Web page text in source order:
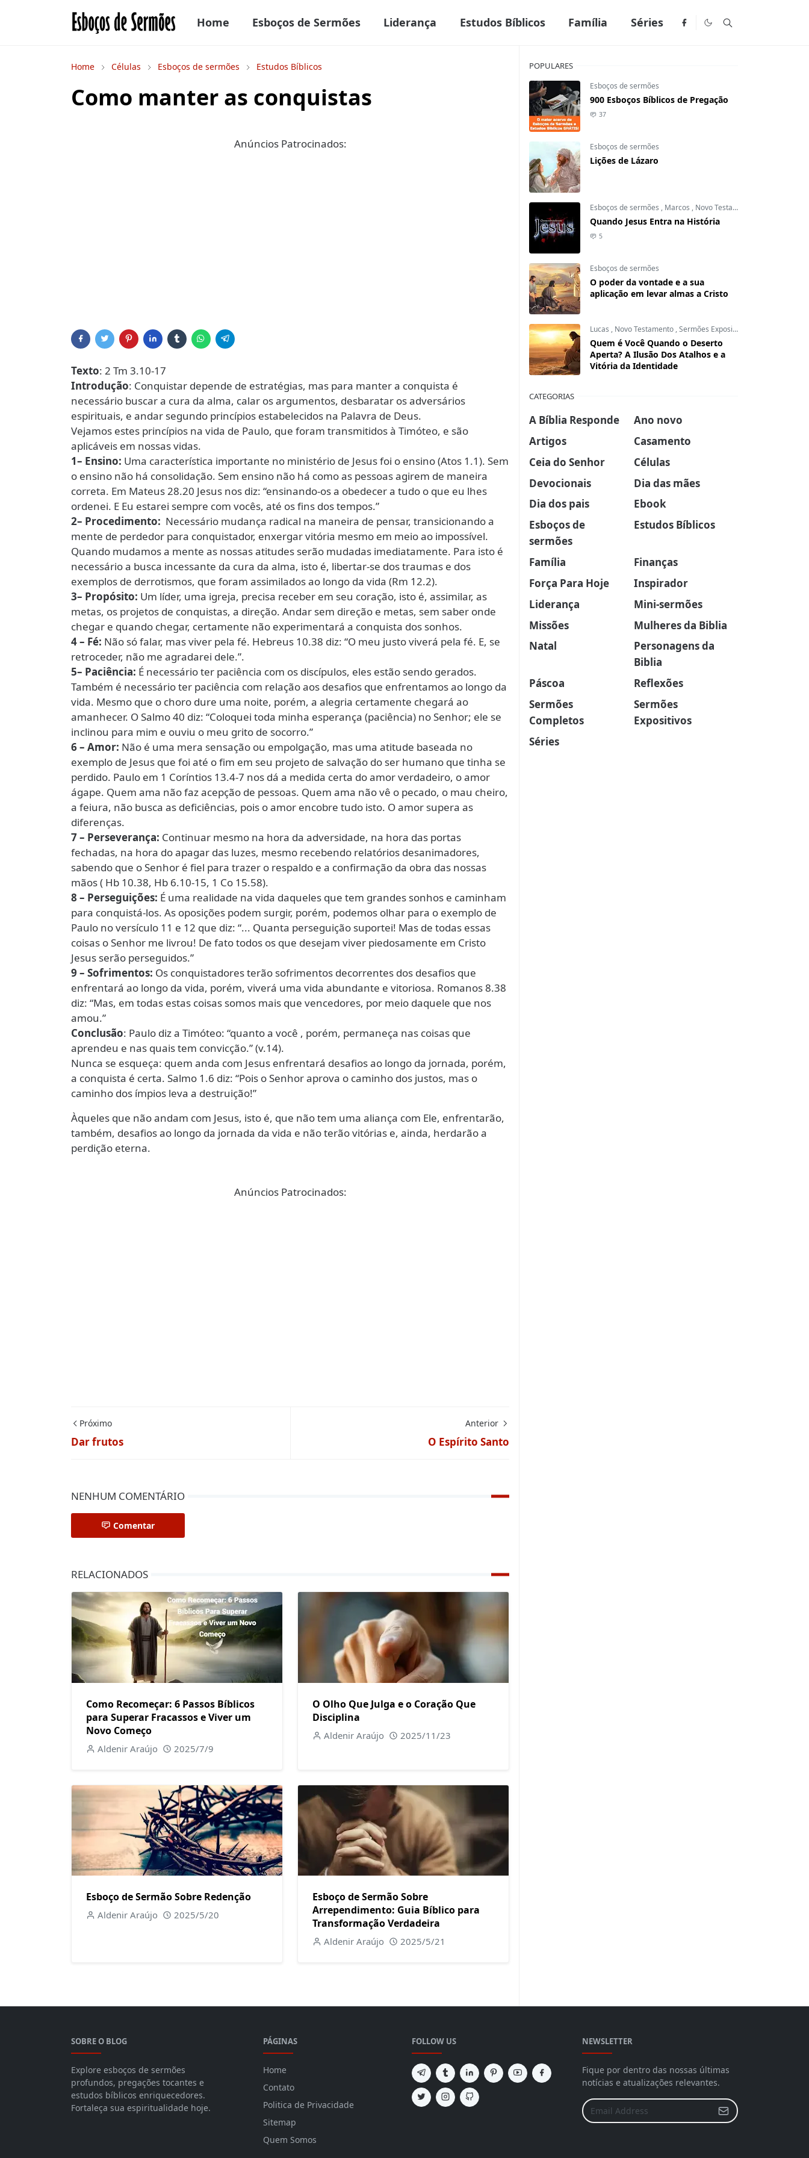
Home Esboços de Sermões Liderança Estudos Bíblicos Família Séries
Home Células Esboços de sermões Estudos Bíblicos
Como manter as conquistas
Anúncios Patrocinados:
Texto: 2 Tm 3.10-17
Introdução: Conquistar depende de estratégias, mas para manter a conquista é
necessário buscar a cura da alma, calar os argumentos, desbaratar os adversários
espirituais, e andar segundo princípios estabelecidos na Palavra de Deus.
Vejamos estes princípios na vida de Paulo, que foram transmitidos à Timóteo, e são
aplicáveis em nossas vidas.
1– Ensino: Uma característica importante no ministério de Jesus foi o ensino (Atos 1.1). Sem
o ensino não há consolidação. Sem ensino não há como as pessoas agirem de maneira
correta. Em Mateus 28.20 Jesus nos diz: “ensinando-os a obedecer a tudo o que eu lhes
ordenei. E Eu estarei sempre com vocês, até os fins dos tempos.”
2– Procedimento: Necessário mudança radical na maneira de pensar, transicionando a
mente de perdedor para conquistador, enxergar vitória mesmo em meio ao impossível.
Quando mudamos a mente as nossas atitudes serão mudadas imediatamente. Para isto é
necessário a busca incessante da cura da alma, isto é, libertar-se dos traumas e dos
exemplos de derrotismos, que foram assimilados ao longo da vida (Rm 12.2).
3– Propósito: Um líder, uma igreja, precisa receber em seu coração, isto é, assimilar, as
metas, os projetos de conquistas, a direção. Andar sem direção e metas, sem saber onde
chegar e quando chegar, certamente não experimentará a conquista dos sonhos.
4 – Fé: Não só falar, mas viver pela fé. Hebreus 10.38 diz: “O meu justo viverá pela fé. E, se
retroceder, não me agradarei dele.”.
5– Paciência: É necessário ter paciência com os discípulos, eles estão sendo gerados.
Também é necessário ter paciência com relação aos desafios que enfrentamos ao longo da
vida. Mesmo que o choro dure uma noite, porém, a alegria certamente chegará ao
amanhecer. O Salmo 40 diz: “Coloquei toda minha esperança (paciência) no Senhor; ele se
inclinou para mim e ouviu o meu grito de socorro.”
6 – Amor: Não é uma mera sensação ou empolgação, mas uma atitude baseada no
exemplo de Jesus que foi até o fim em seu projeto de salvação do ser humano que tinha se
perdido. Paulo em 1 Coríntios 13.4-7 nos dá a medida certa do amor verdadeiro, o amor
ágape. Quem ama não faz acepção de pessoas. Quem ama não vê o pecado, o mau cheiro,
a feiura, não busca as deficiências, pois o amor encobre tudo isto. O amor supera as
diferenças.
7 – Perseverança: Continuar mesmo na hora da adversidade, na hora das portas
fechadas, na hora do apagar das luzes, mesmo recebendo relatórios desanimadores,
sabendo que o Senhor é fiel para trazer o respaldo e a confirmação da obra das nossas
mãos ( Hb 10.38, Hb 6.10-15, 1 Co 15.58).
8 – Perseguições: É uma realidade na vida daqueles que tem grandes sonhos e caminham
para conquistá-los. As oposições podem surgir, porém, podemos olhar para o exemplo de
Paulo no versículo 11 e 12 que diz: “... Quanta perseguição suportei! Mas de todas essas
coisas o Senhor me livrou! De fato todos os que desejam viver piedosamente em Cristo
Jesus serão perseguidos.”
9 – Sofrimentos: Os conquistadores terão sofrimentos decorrentes dos desafios que
enfrentará ao longo da vida, porém, viverá uma vida abundante e vitoriosa. Romanos 8.38
diz: “Mas, em todas estas coisas somos mais que vencedores, por meio daquele que nos
amou.”
Conclusão: Paulo diz a Timóteo: “quanto a você , porém, permaneça nas coisas que
aprendeu e nas quais tem convicção.” (v.14).
Nunca se esqueça: quem anda com Jesus enfrentará desafios ao longo da jornada, porém,
a conquista é certa. Salmo 1.6 diz: “Pois o Senhor aprova o caminho dos justos, mas o
caminho dos ímpios leva a destruição!”
Àqueles que não andam com Jesus, isto é, que não tem uma aliança com Ele, enfrentarão,
também, desafios ao longo da jornada da vida e não terão vitórias e, ainda, herdarão a
perdição eterna.
Anúncios Patrocinados:
Próximo
Dar frutos
Anterior
O Espírito Santo
NENHUM COMENTÁRIO
Comentar
RELACIONADOS
Como Recomeçar: 6 Passos Bíblicos
para Superar Fracassos e Viver um
Novo Começo
Aldenir Araújo 2025/7/9
O Olho Que Julga e o Coração Que
Disciplina
Aldenir Araújo 2025/11/23
Esboço de Sermão Sobre Redenção
Aldenir Araújo 2025/5/20
Esboço de Sermão Sobre
Arrependimento: Guia Bíblico para
Transformação Verdadeira
Aldenir Araújo 2025/5/21
POPULARES
Esboços de sermões
900 Esboços Bíblicos de Pregação
37
Esboços de sermões
Lições de Lázaro
Esboços de sermões , Marcos , Novo Testamento
Quando Jesus Entra na História
5
Esboços de sermões
O poder da vontade e a sua
aplicação em levar almas a Cristo
Lucas , Novo Testamento ,Sermões Expositivos
Quem é Você Quando o Deserto
Aperta? A Ilusão Dos Atalhos e a
Vitória da Identidade
CATEGORIAS
A Bíblia Responde
Ano novo
Artigos
Casamento
Ceia do Senhor
Células
Devocionais
Dia das mães
Dia dos pais
Ebook
Esboços de
sermões
Estudos Bíblicos
Família
Finanças
Força Para Hoje
Inspirador
Liderança
Mini-sermões
Missões
Mulheres da Biblia
Natal
Personagens da
Biblia
Páscoa
Reflexões
Sermões
Completos
Sermões
Expositivos
Séries
SOBRE O BLOG
Explore esboços de sermões
profundos, pregações tocantes e
estudos bíblicos enriquecedores.
Fortaleça sua espiritualidade hoje.
PÁGINAS
Home
Contato
Politica de Privacidade
Sitemap
Quem Somos
FOLLOW US NEWSLETTER
Fique por dentro das nossas últimas
notícias e atualizações relevantes.